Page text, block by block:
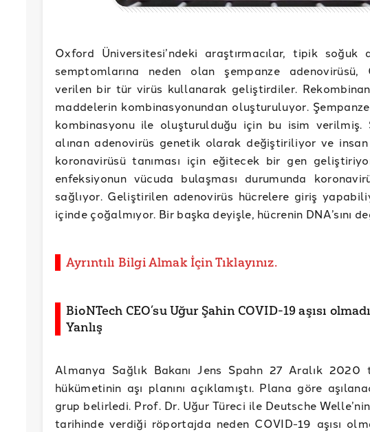
Oxford Üniversitesi’ndeki araştırmacılar, tipik soğuk
semptomlarına neden olan şempanze adenovirüsü,
verilen bir tür virüs kullanarak geliştirdiler.
maddelerin kombinasyonundan oluşturuluyor.
kombinasyonu ile oluşturulduğu için bu isim verilmiş.
alınan adenovirüs genetik olarak değiştiriliyor ve insan
koronavirüsü tanıması için eğitecek bir gen
enfeksiyonun vücuda bulaşması durumunda
sağlıyor. Geliştirilen adenovirüs hücrelere giriş
içinde çoğalmıyor. Bir başka deyişle, hücrenin DNA’sını
Ayrıntılı Bilgi Almak İçin Tıklayınız.
BioNTech CEO’su Uğur Şahin COVID-19 aşısı
Yanlış
Almanya Sağlık Bakanı Jens Spahn 27 Aralık 2020
hükümetinin aşı planını açıklamıştı. Plana göre
grup belirledi. Prof. Dr. Uğur Türeci ile Deutsche
tarihinde verdiği röportajda neden COVID-19 aşısı